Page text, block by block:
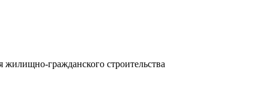
жилищно-гражданского строительства